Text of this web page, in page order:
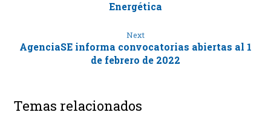
Energética
Next
AgenciaSE informa convocatorias abiertas al 1
de febrero de 2022
Temas relacionados